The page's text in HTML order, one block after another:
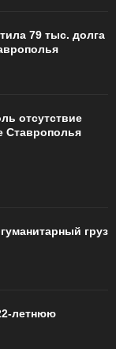
79 тыс. долга
отсутствие
Ставрополья
груз
летнюю